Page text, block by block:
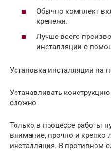
Обычно комплект
крепежи.
Лучше всего
инсталляции с
Установка инсталляции на
Устанавливать
сложно
Только в процессе работы
внимание, прочно и крепко
инсталляция. В противном